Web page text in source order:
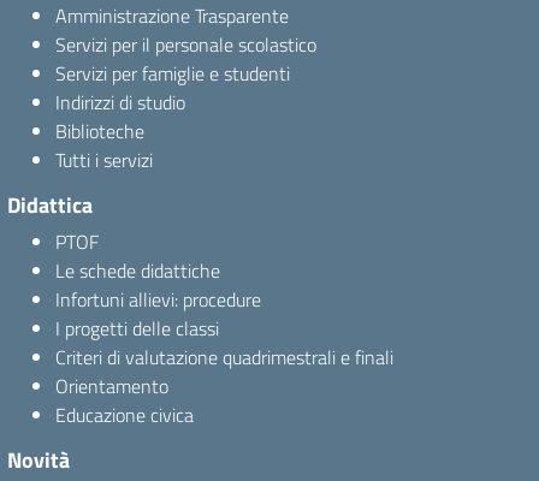
Amministrazione Trasparente
Servizi per il personale scolastico
Servizi per famiglie e studenti
Indirizzi di studio
Biblioteche
Tutti i servizi
Didattica
PTOF
Le schede didattiche
Infortuni allievi: procedure
I progetti delle classi
Criteri di valutazione quadrimestrali e finali
Orientamento
Educazione civica
Novità